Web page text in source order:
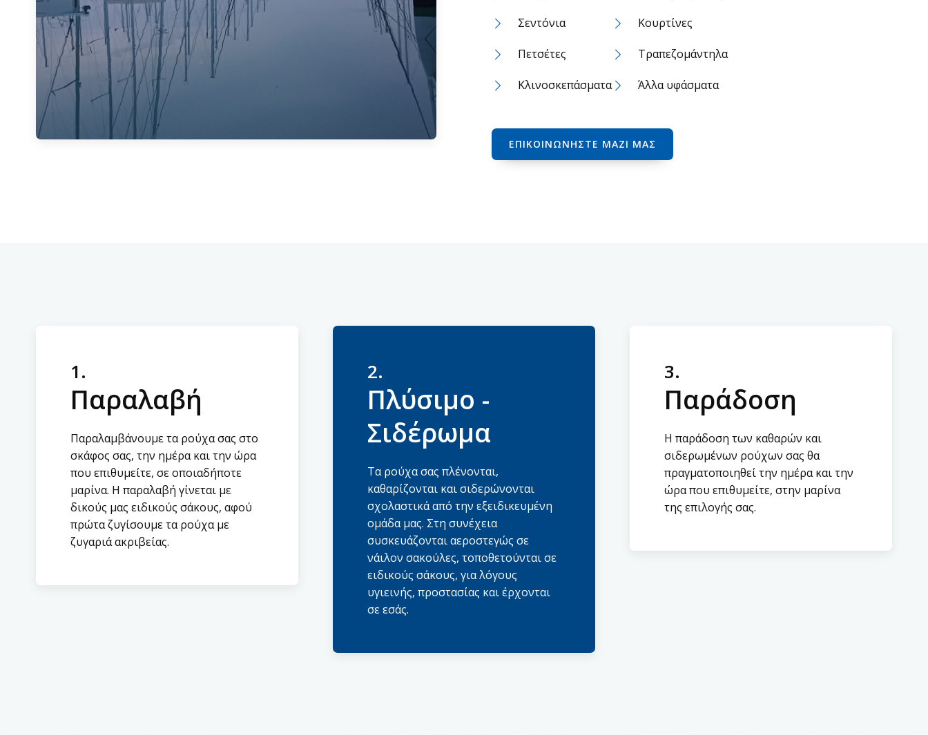
Σεντόνια
Πετσέτες
Κλινοσκεπάσματα
Κουρτίνες
Τραπεζομάντηλα
Άλλα υφάσματα
ΕΠΙΚΟΙΝΩΝΉΣΤΕ ΜΑΖΊ ΜΑΣ
1.
Παραλαβή
Παραλαμβάνουμε τα ρούχα σας στο
σκάφος σας, την ημέρα και την ώρα
που επιθυμείτε, σε οποιαδήποτε
μαρίνα. Η παραλαβή γίνεται με
δικούς μας ειδικούς σάκους, αφού
πρώτα ζυγίσουμε τα ρούχα με
ζυγαριά ακριβείας.
2.
Πλύσιμο -
Σιδέρωμα
Τα ρούχα σας πλένονται,
καθαρίζονται και σιδερώνονται
σχολαστικά από την εξειδικευμένη
ομάδα μας. Στη συνέχεια
συσκευάζονται αεροστεγώς σε
νάιλον σακούλες, τοποθετούνται σε
ειδικούς σάκους, για λόγους
υγιεινής, προστασίας και έρχονται
σε εσάς.
3.
Παράδοση
Η παράδοση των καθαρών και
σιδερωμένων ρούχων σας θα
πραγματοποιηθεί την ημέρα και την
ώρα που επιθυμείτε, στην μαρίνα
της επιλογής σας.